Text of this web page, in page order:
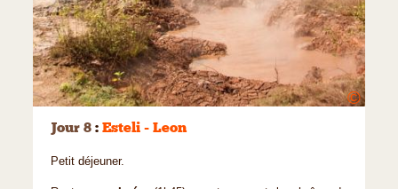
©
Jour 8 : Esteli - Leon
Petit déjeuner.